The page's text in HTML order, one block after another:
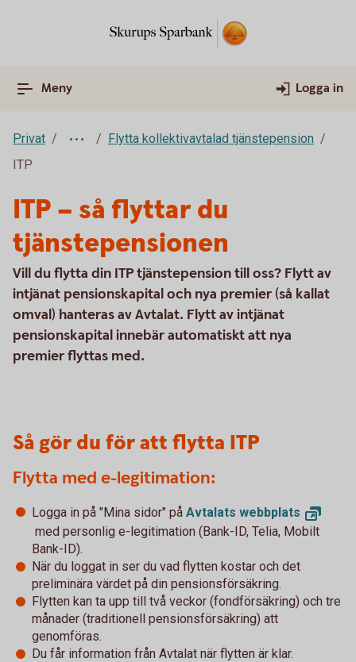
Meny Logga in
Privat
Flytta kollektivavtalad tjänstepension
ITP
ITP – så flyttar du
tjänstepensionen
Vill du flytta din ITP tjänstepension till oss? Flytt av
intjänat pensionskapital och nya premier (så kallat
omval) hanteras av Avtalat. Flytt av intjänat
pensionskapital innebär automatiskt att nya
premier flyttas med.
Så gör du för att flytta ITP
Flytta med e-legitimation:
Logga in på "Mina sidor" på Avtalats webbplats
med personlig e-legitimation (Bank-ID, Telia, Mobilt
Bank-ID).
När du loggat in ser du vad flytten kostar och det
preliminära värdet på din pensionsförsäkring.
Flytten kan ta upp till två veckor (fondförsäkring) och tre
månader (traditionell pensionsförsäkring) att
genomföras.
Du får information från Avtalat när flytten är klar.